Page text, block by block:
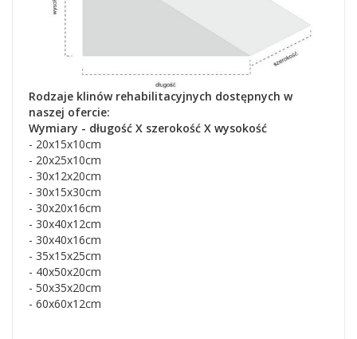
Rodzaje klinów rehabilitacyjnych dostępnych w
naszej ofercie:
Wymiary - długość X szerokość X wysokość
- 20x15x10cm
- 20x25x10cm
- 30x12x20cm
- 30x15x30cm
- 30x20x16cm
- 30x40x12cm
- 30x40x16cm
- 35x15x25cm
- 40x50x20cm
- 50x35x20cm
- 60x60x12cm